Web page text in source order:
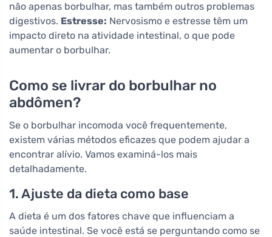
não apenas borbulhar, mas também outros problemas
digestivos. Estresse: Nervosismo e estresse têm um
impacto direto na atividade intestinal, o que pode
aumentar o borbulhar.
Como se livrar do borbulhar no
abdômen?
Se o borbulhar incomoda você frequentemente,
existem várias métodos eficazes que podem ajudar a
encontrar alívio. Vamos examiná-los mais
detalhadamente.
1. Ajuste da dieta como base
A dieta é um dos fatores chave que influenciam a
saúde intestinal. Se você está se perguntando como se